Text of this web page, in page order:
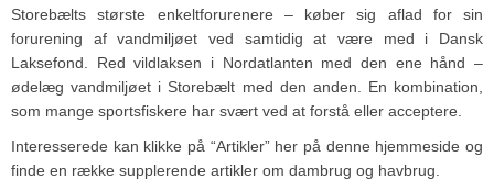
Storebælts største enkeltforurenere – køber sig aflad for sin
forurening af vandmiljøet ved samtidig at være med i Dansk
Laksefond. Red vildlaksen i Nordatlanten med den ene hånd –
ødelæg vandmiljøet i Storebælt med den anden. En kombination,
som mange sportsfiskere har svært ved at forstå eller acceptere.
Interesserede kan klikke på “Artikler” her på denne hjemmeside og
finde en række supplerende artikler om dambrug og havbrug.